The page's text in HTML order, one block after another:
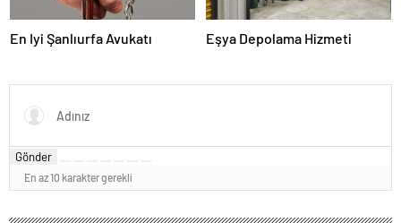
En Iyi Şanlıurfa Avukatı Eşya Depolama Hizmeti
Gönder
En az 10 karakter gerekli